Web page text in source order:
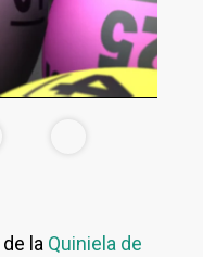
de la Quiniela de